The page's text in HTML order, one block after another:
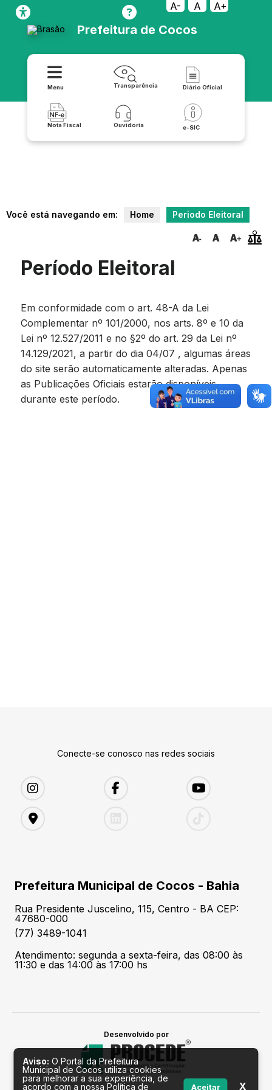
A- A A+
Prefeitura de Cocos
Menu Transparência Diário Oficial
Nota Fiscal Ouvidoria e-SIC
Você está navegando em: Home Periodo Eleitoral
Período Eleitoral
Em conformidade com o art. 48-A da Lei
Complementar nº 101/2000, nos arts. 8º e 10 da
Lei nº 12.527/2011 e no §2º do art. 29 da Lei nº
14.129/2021, a partir do dia 04/07 , algumas áreas
do site serão automaticamente alteradas. Apenas
as Publicações Oficiais estarão disponíveis
durante este período.
Conecte-se conosco nas redes sociais
Prefeitura Municipal de Cocos - Bahia
Rua Presidente Juscelino, 115, Centro - BA CEP:
47680-000
(77) 3489-1041
Atendimento: segunda a sexta-feira, das 08:00 às
11:30 e das 14:00 às 17:00 hs
Desenvolvido por
Aviso: O Portal da Prefeitura
Municipal de Cocos utiliza cookies
para melhorar a sua experiência, de
acordo com a nossa Política de
Aceitar X